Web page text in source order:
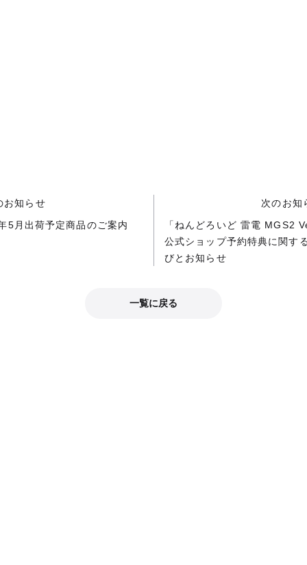
お知らせ
5月出荷予定商品のご案内
次のお知
「ねんどろいど 雷電 MGS2
公式ショップ予約特典に関す
びとお知らせ
一覧に戻る